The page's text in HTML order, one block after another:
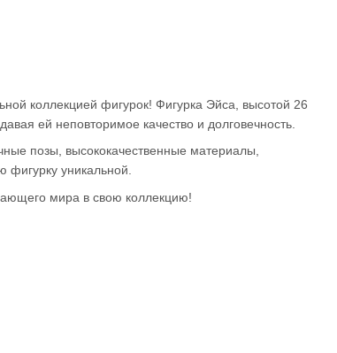
коллекцией фигурок! Фигурка Эйса, высотой 26
ей неповторимое качество и долговечность.
позы, высококачественные материалы,
фигурку уникальной.
мира в свою коллекцию!